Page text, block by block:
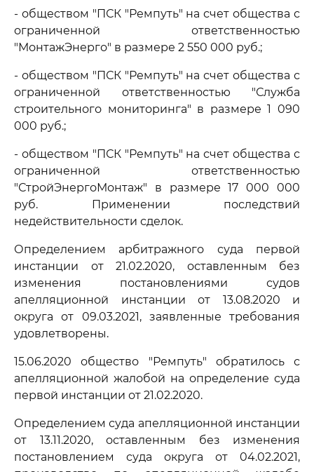
- обществом "ПСК "Ремпуть" на счет общества с
ограниченной ответственностью
"МонтажЭнерго" в размере 2 550 000 руб.;
- обществом "ПСК "Ремпуть" на счет общества с
ограниченной ответственностью "Служба
строительного мониторинга" в размере 1 090
000 руб.;
- обществом "ПСК "Ремпуть" на счет общества с
ограниченной ответственностью
"СтройЭнергоМонтаж" в размере 17 000 000
руб. Применении последствий
недействительности сделок.
Определением арбитражного суда первой
инстанции от 21.02.2020, оставленным без
изменения постановлениями судов
апелляционной инстанции от 13.08.2020 и
округа от 09.03.2021, заявленные требования
удовлетворены.
15.06.2020 общество "Ремпуть" обратилось с
апелляционной жалобой на определение суда
первой инстанции от 21.02.2020.
Определением суда апелляционной инстанции
от 13.11.2020, оставленным без изменения
постановлением суда округа от 04.02.2021,